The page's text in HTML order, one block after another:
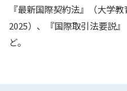
『最新国際契約法』（大学
2025）、『国際取引法要説
ど。